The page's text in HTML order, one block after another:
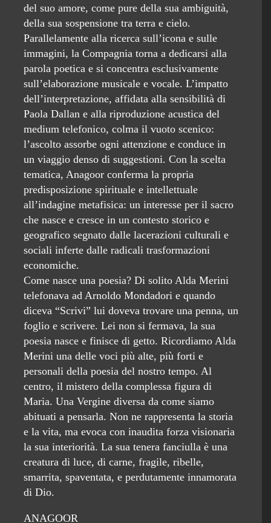
del suo amore, come pure della sua ambiguità,
della sua sospensione tra terra e cielo.
Parallelamente alla ricerca sull’icona e sulle
immagini, la Compagnia torna a dedicarsi alla
parola poetica e si concentra esclusivamente
sull’elaborazione musicale e vocale. L’impatto
dell’interpretazione, affidata alla sensibilità di
Paola Dallan e alla riproduzione acustica del
medium telefonico, colma il vuoto scenico:
l’ascolto assorbe ogni attenzione e conduce in
un viaggio denso di suggestioni. Con la scelta
tematica, Anagoor conferma la propria
predisposizione spirituale e intellettuale
all’indagine metafisica: un interesse per il sacro
che nasce e cresce in un contesto storico e
geografico segnato dalle lacerazioni culturali e
sociali inferte dalle radicali trasformazioni
economiche.
Come nasce una poesia? Di solito Alda Merini
telefonava ad Arnoldo Mondadori e quando
diceva “Scrivi” lui doveva trovare una penna, un
foglio e scrivere. Lei non si fermava, la sua
poesia nasce e finisce di getto. Ricordiamo Alda
Merini una delle voci più alte, più forti e
personali della poesia del nostro tempo. Al
centro, il mistero della complessa figura di
Maria. Una Vergine diversa da come siamo
abituati a pensarla. Non ne rappresenta la storia
e la vita, ma evoca con inaudita forza visionaria
la sua interiorità. La sua tenera fanciulla è una
creatura di luce, di carne, fragile, ribelle,
smarrita, spaventata, e perdutamente innamorata
di Dio.
ANAGOOR